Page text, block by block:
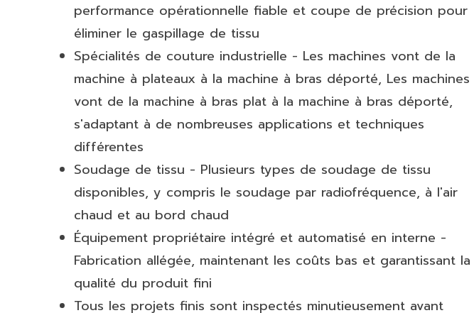
performance opérationnelle fiable et coupe de précision pour
éliminer le gaspillage de tissu
Spécialités de couture industrielle - Les machines vont de la
machine à plateaux à la machine à bras déporté, Les machines
vont de la machine à bras plat à la machine à bras déporté,
s'adaptant à de nombreuses applications et techniques
différentes
Soudage de tissu - Plusieurs types de soudage de tissu
disponibles, y compris le soudage par radiofréquence, à l'air
chaud et au bord chaud
Équipement propriétaire intégré et automatisé en interne -
Fabrication allégée, maintenant les coûts bas et garantissant la
qualité du produit fini
Tous les projets finis sont inspectés minutieusement avant